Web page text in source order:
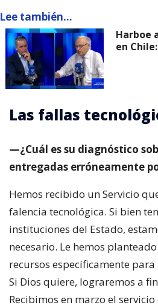
Lee también...
Harboe
en
Las fallas
—¿Cuál es su diagnóstico
entregadas erróneamente
Hemos recibido un Servicio
falencia tecnológica. Si bien
instituciones del Estado,
necesario. Le hemos
recursos específicamente
Si Dios quiere, lograremos a
Recibimos en marzo el